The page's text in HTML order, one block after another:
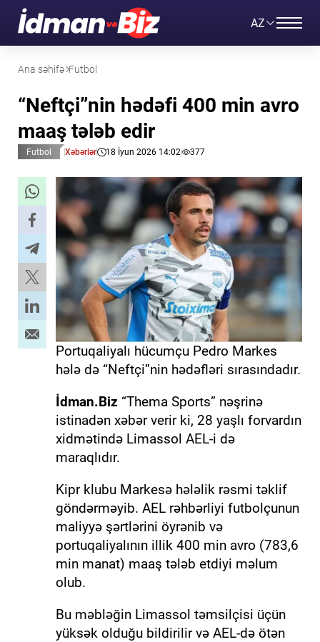
AZ
Ana səhifə Futbol
“Neftçi”nin hədəfi 400 min avro
maaş tələb edir
Futbol Xəbərlər 18 İyun 2026 14:02 377
Portuqaliyalı hücumçu Pedro Markes
hələ də “Neftçi”nin hədəfləri sırasındadır.
İdman.Biz “Thema Sports” nəşrinə
istinadən xəbər verir ki, 28 yaşlı forvardın
xidmətində Limassol AEL-i də
maraqlıdır.
Kipr klubu Markesə hələlik rəsmi təklif
göndərməyib. AEL rəhbərliyi futbolçunun
maliyyə şərtlərini öyrənib və
portuqaliyalının illik 400 min avro (783,6
min manat) maaş tələb etdiyi məlum
olub.
Bu məbləğin Limassol təmsilçisi üçün
yüksək olduğu bildirilir və AEL-də ötən